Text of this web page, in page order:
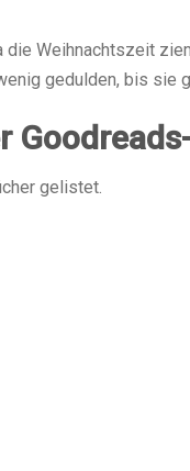
die Weihnachtszeit
gedulden, bis sie
gelistet.